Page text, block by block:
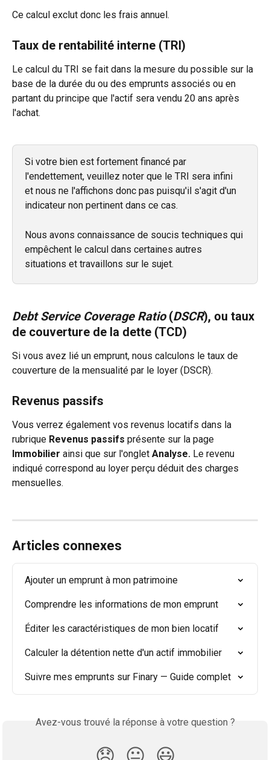
Ce calcul exclut donc les frais annuel.
Taux de rentabilité interne (TRI)
Le calcul du TRI se fait dans la mesure du possible sur la
base de la durée du ou des emprunts associés ou en
partant du principe que l'actif sera vendu 20 ans après
l'achat.
Si votre bien est fortement financé par
l'endettement, veuillez noter que le TRI sera infini
et nous ne l'affichons donc pas puisqu'il s'agit d'un
indicateur non pertinent dans ce cas.
Nous avons connaissance de soucis techniques qui
empêchent le calcul dans certaines autres
situations et travaillons sur le sujet.
Debt Service Coverage Ratio (DSCR), ou taux
de couverture de la dette (TCD)
Si vous avez lié un emprunt, nous calculons le taux de
couverture de la mensualité par le loyer (DSCR).
Revenus passifs
Vous verrez également vos revenus locatifs dans la
rubrique Revenus passifs présente sur la page
Immobilier ainsi que sur l'onglet Analyse. Le revenu
indiqué correspond au loyer perçu déduit des charges
mensuelles.
Articles connexes
Ajouter un emprunt à mon patrimoine
Comprendre les informations de mon emprunt
Éditer les caractéristiques de mon bien locatif
Calculer la détention nette d'un actif immobilier
Suivre mes emprunts sur Finary — Guide complet
Avez-vous trouvé la réponse à votre question ?